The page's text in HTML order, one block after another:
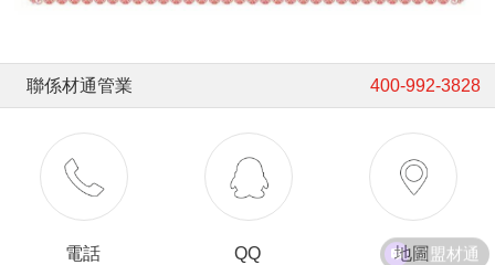
聯係材通管業 400-992-3828
電話 QQ 地圖加盟材通